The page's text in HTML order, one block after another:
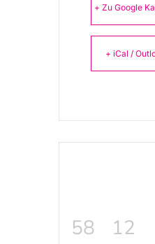
+ Zu Google
+ iCal /
58 12